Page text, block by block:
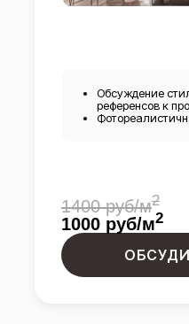
Обсуждение
референсов к
1400 руб/м2
1000 руб/м2